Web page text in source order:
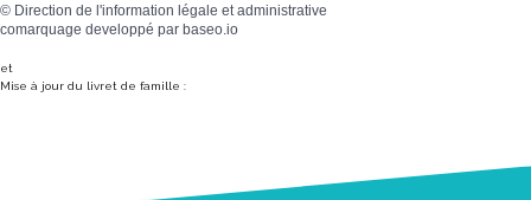
© Direction de l'information légale et administrative
comarquage developpé par baseo.io
et
Mise à jour du livret de famille :